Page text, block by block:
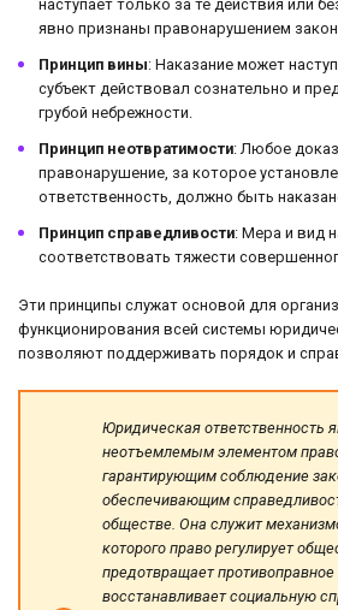
наступает только за те действия или
явно признаны правонарушением
Принцип вины: Наказание может
субъект действовал сознательно и
грубой небрежности.
Принцип неотвратимости: Любое
правонарушение, за которое
ответственность, должно быть
Принцип справедливости: Мера и вид
соответствовать тяжести
Эти принципы служат основой для
функционирования всей системы
позволяют поддерживать порядок и
Юридическая ответственность
неотъемлемым элементом
гарантирующим соблюдение
обеспечивающим
обществе. Она служит
которого право регулирует
предотвращает
восстанавливает социальную